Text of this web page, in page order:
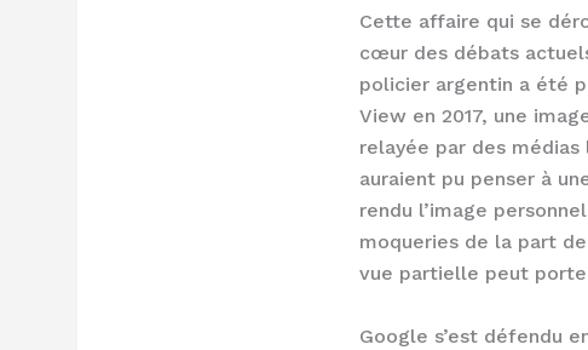
Cette affaire qui se
cœur des débats
policier argentin a été
View en 2017, une
relayée par des
auraient pu penser à
rendu l’image
moqueries de la part
vue partielle peut
Google s’est défendu